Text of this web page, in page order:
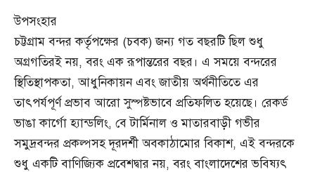
উপসংহার
চট্টগ্রাম বন্দর কর্তৃপক্ষের (চবক) জন্য গত বছরটি ছিল শুধু
অগ্রগতিরই নয়, বরং এক রূপান্তরের বছর। এ সময়ে বন্দরের
স্থিতিস্থাপকতা, আধুনিকায়ন এবং জাতীয় অর্থনীতিতে এর
তাৎপর্যপূর্ণ প্রভাব আরো সুস্পষ্টভাবে প্রতিফলিত হয়েছে। রেকর্ড
ভাঙা কার্গো হ্যান্ডলিং, বে টার্মিনাল ও মাতারবাড়ী গভীর
সমুদ্রবন্দর প্রকল্পসহ দূরদর্শী অবকাঠামোর বিকাশ, এই বন্দরকে
শুধু একটি বাণিজ্যিক প্রবেশদ্বার নয়, বরং বাংলাদেশের ভবিষ্যৎ